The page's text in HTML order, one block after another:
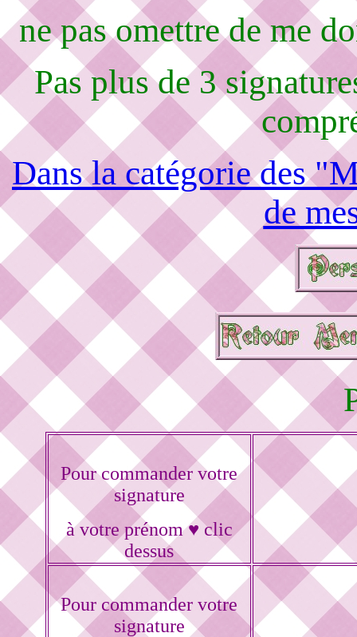
ne pas omettre de me
Pas plus de 3
Dans la catégorie des
de
Pour commander votre
signature
à votre prénom ♥ clic
dessus
Pour commander votre
signature